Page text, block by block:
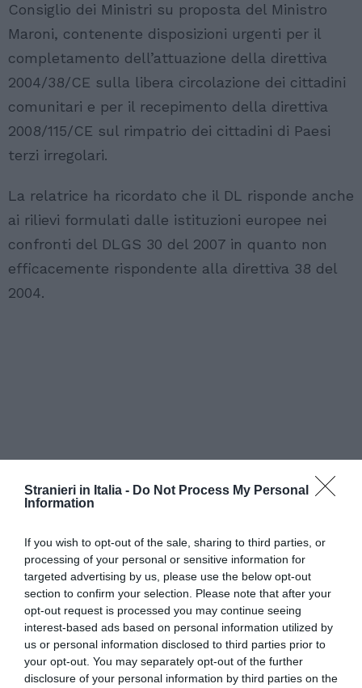
Stranieri in Italia - Do Not Process My Personal
Information
If you wish to opt-out of the sale, sharing to third parties, or
processing of your personal or sensitive information for
targeted advertising by us, please use the below opt-out
section to confirm your selection. Please note that after your
opt-out request is processed you may continue seeing
interest-based ads based on personal information utilized by
us or personal information disclosed to third parties prior to
your opt-out. You may separately opt-out of the further
disclosure of your personal information by third parties on the
Consiglio dei Ministri su proposta del Ministro
Maroni, contenente disposizioni urgenti per il
completamento dell’attuazione della direttiva
2004/38/CE sulla libera circolazione dei cittadini
comunitari e per il recepimento della direttiva
2008/115/CE sul rimpatrio dei cittadini di Paesi
terzi irregolari.
La relatrice ha ricordato che il DL risponde anche
ai rilievi formulati dalle istituzioni europee nei
confronti del DLGS 30 del 2007 in quanto non
efficacemente rispondente alla direttiva 38 del
2004.